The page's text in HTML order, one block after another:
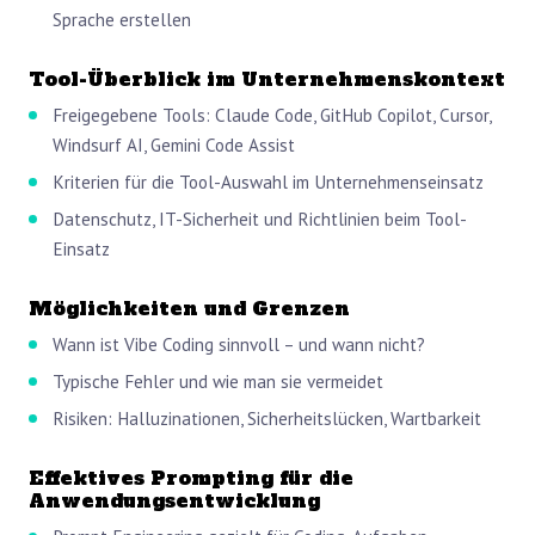
Sprache erstellen
Tool-Überblick im Unternehmenskontext
Freigegebene Tools: Claude Code, GitHub Copilot, Cursor,
Windsurf AI, Gemini Code Assist
Kriterien für die Tool-Auswahl im Unternehmenseinsatz
Datenschutz, IT-Sicherheit und Richtlinien beim Tool-
Einsatz
Möglichkeiten und Grenzen
Wann ist Vibe Coding sinnvoll – und wann nicht?
Typische Fehler und wie man sie vermeidet
Risiken: Halluzinationen, Sicherheitslücken, Wartbarkeit
Effektives Prompting für die
Anwendungsentwicklung